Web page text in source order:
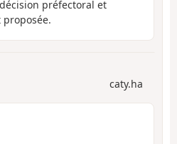
préfectoral et
caty.ha